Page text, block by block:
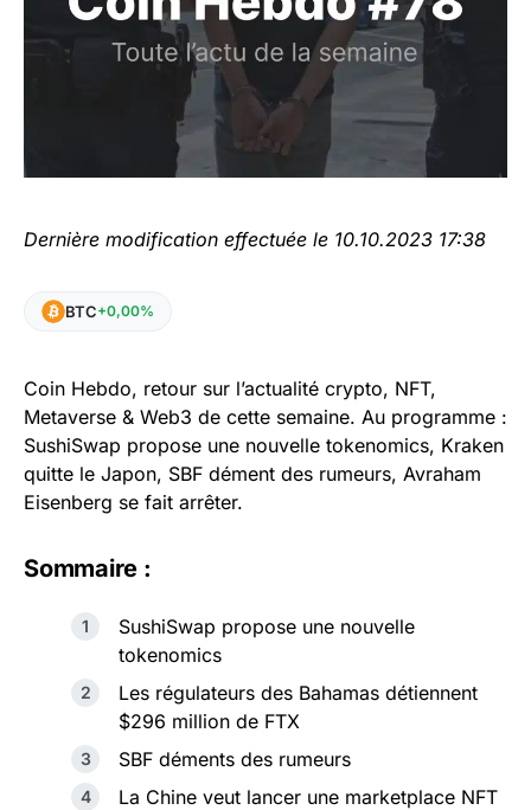
Dernière modification effectuée le 10.10.2023 17:38
BTC+0,00%
Coin Hebdo, retour sur l’actualité crypto, NFT,
Metaverse & Web3 de cette semaine. Au programme :
SushiSwap propose une nouvelle tokenomics, Kraken
quitte le Japon, SBF dément des rumeurs, Avraham
Eisenberg se fait arrêter.
Sommaire :
SushiSwap propose une nouvelle
tokenomics
Les régulateurs des Bahamas détiennent
$296 million de FTX
SBF déments des rumeurs
La Chine veut lancer une marketplace NFT